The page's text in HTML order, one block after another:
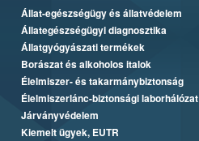
Állat-egészségügy és állatvédelem
Állategészségügyi diagnosztika
Állatgyógyászati termékek
Borászat és alkoholos italok
Élelmiszer- és takarmánybiztonság
Élelmiszerlánc-biztonsági laborhálózat
Járványvédelem
Kiemelt ügyek, EUTR